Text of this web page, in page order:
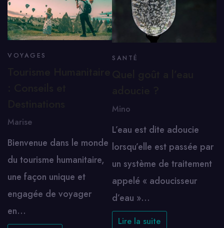
VOYAGES
Marise
Bienvenue dans le monde
du tourisme humanitaire,
une façon unique et
engagée de voyager
en…
SANTÉ
Mino
L’eau est dite adoucie
lorsqu’elle est passée par
un système de traitement
appelé « adoucisseur
d’eau »…
Lire la suite